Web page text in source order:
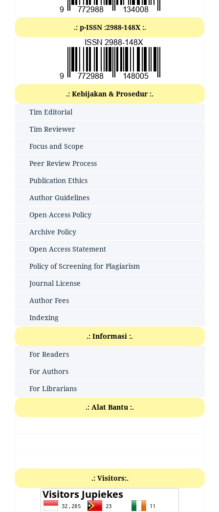
.: p-ISSN :2988-148X :.
.: Kebijakan & Prosedur :.
Tim Editorial
Tim Reviewer
Focus and Scope
Peer Review Process
Publication Ethics
Author Guidelines
Open Access Policy
Archive Policy
Open Access Statement
Policy of Screening for Plagiarism
Journal License
Author Fees
Indexing
.: Informasi :.
For Readers
For Authors
For Librarians
.: Alat Bantu :.
.: Visitors:.